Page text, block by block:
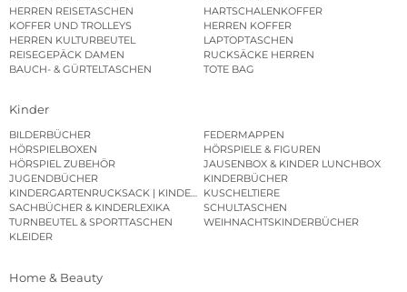
HERREN REISETASCHEN
HARTSCHALENKOFFER
KOFFER UND TROLLEYS
HERREN KOFFER
HERREN KULTURBEUTEL
LAPTOPTASCHEN
REISEGEPÄCK DAMEN
RUCKSÄCKE HERREN
BAUCH- & GÜRTELTASCHEN
TOTE BAG
Kinder
BILDERBÜCHER
FEDERMAPPEN
HÖRSPIELBOXEN
HÖRSPIELE & FIGUREN
HÖRSPIEL ZUBEHÖR
JAUSENBOX & KINDER LUNCHBOX
JUGENDBÜCHER
KINDERBÜCHER
KINDERGARTENRUCKSACK | KINDERGARTENBEUTEL
KUSCHELTIERE
SACHBÜCHER & KINDERLEXIKA
SCHULTASCHEN
TURNBEUTEL & SPORTTASCHEN
WEIHNACHTSKINDERBÜCHER
KLEIDER
Home & Beauty